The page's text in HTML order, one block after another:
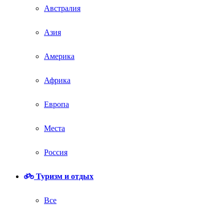
Австралия
Азия
Америка
Африка
Европа
Места
Россия
Туризм и отдых
Все